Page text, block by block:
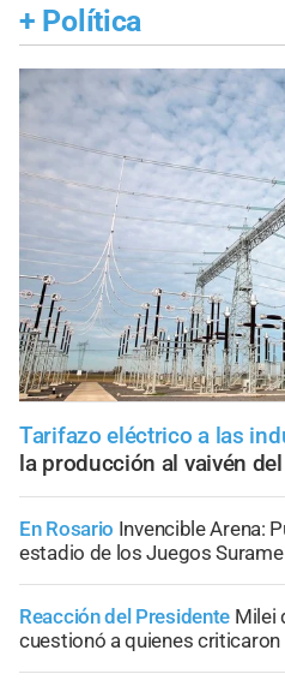
+ Política
Tarifazo eléctrico a las
la producción al vaivén
En Rosario Invencible Arena:
estadio de los Juegos
Reacción del Presidente Milei
cuestionó a quienes criticaron